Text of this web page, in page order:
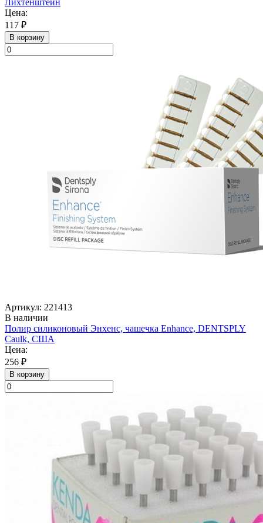
Цена:
117 ₽
В корзину
Артикул: 221413
В наличии
Полир силиконовый Энхенс, чашечка Enhance, DENTSPLY
Caulk, США
Цена:
256 ₽
В корзину